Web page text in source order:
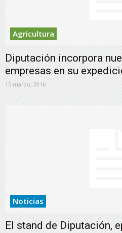
Agricultura
Diputación incorpora
empresas en su
15 marzo, 2016
Noticias
El stand de Diputación,